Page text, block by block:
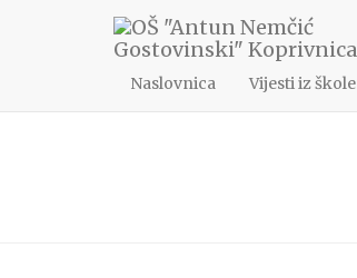
048/622-172
ang@os-angostovinski-
Naslovnica
Vijesti iz škole